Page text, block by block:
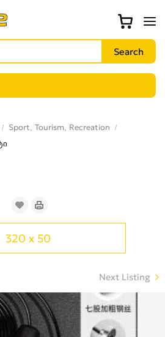
Sport, Tourism, Recreation
320 x 50
Next Listing